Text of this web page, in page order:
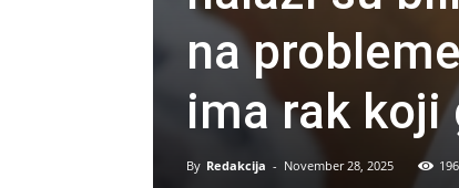
na
ima rak koji
By Redakcija - November 28, 2025